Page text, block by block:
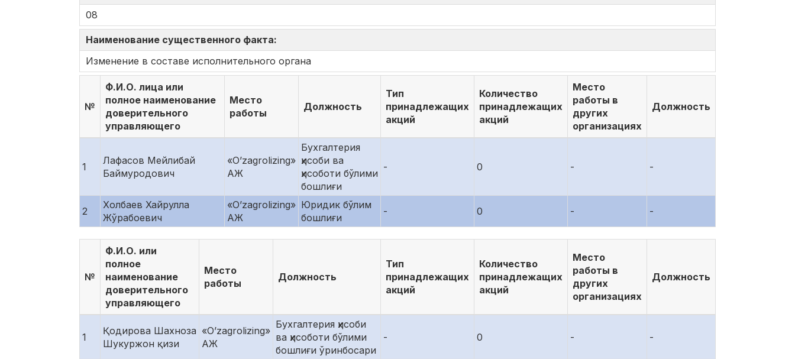
08
Наименование существенного факта:
Изменение в составе исполнительного органа
№
Ф.И.О. лица или
полное наименование
доверительного
управляющего
Место
работы
Должность
Тип
принадлежащих
акций
Количество
принадлежащих
акций
Место
работы в
других
организациях
Должность
1
Лафасов Мейлибай
Баймуродович
«O’zagrolizing»
АЖ
Бухгалтерия
ҳисоби ва
ҳисоботи бўлими
бошлиғи
- 0 - -
2
Холбаев Хайрулла
Жўрабоевич
«O’zagrolizing»
АЖ
Юридик бўлим
бошлиғи
- 0 - -
№
Ф.И.О. или
полное
наименование
доверительного
управляющего
Место
работы
Должность
Тип
принадлежащих
акций
Количество
принадлежащих
акций
Место
работы в
других
организациях
Должность
1
Қодирова Шахноза
Шукуржон қизи
«O’zagrolizing»
АЖ
Бухгалтерия ҳисоби
ва ҳисоботи бўлими
бошлиғи ўринбосари
- 0 - -